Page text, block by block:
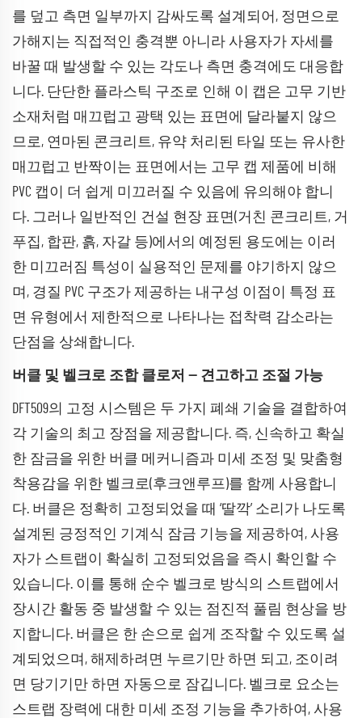
를 덮고 측면 일부까지 감싸도록 설계되어, 정면으로
가해지는 직접적인 충격뿐 아니라 사용자가 자세를
바꿀 때 발생할 수 있는 각도나 측면 충격에도 대응합
니다. 단단한 플라스틱 구조로 인해 이 캡은 고무 기반
소재처럼 매끄럽고 광택 있는 표면에 달라붙지 않으
므로, 연마된 콘크리트, 유약 처리된 타일 또는 유사한
매끄럽고 반짝이는 표면에서는 고무 캡 제품에 비해
PVC 캡이 더 쉽게 미끄러질 수 있음에 유의해야 합니
다. 그러나 일반적인 건설 현장 표면(거친 콘크리트, 거
푸집, 합판, 흙, 자갈 등)에서의 예정된 용도에는 이러
한 미끄러짐 특성이 실용적인 문제를 야기하지 않으
며, 경질 PVC 구조가 제공하는 내구성 이점이 특정 표
면 유형에서 제한적으로 나타나는 접착력 감소라는
단점을 상쇄합니다.
버클 및 벨크로 조합 클로저 — 견고하고 조절 가능
DFT509의 고정 시스템은 두 가지 폐쇄 기술을 결합하여
각 기술의 최고 장점을 제공합니다. 즉, 신속하고 확실
한 잠금을 위한 버클 메커니즘과 미세 조정 및 맞춤형
착용감을 위한 벨크로(후크앤루프)를 함께 사용합니
다. 버클은 정확히 고정되었을 때 ‘딸깍’ 소리가 나도록
설계된 긍정적인 기계식 잠금 기능을 제공하여, 사용
자가 스트랩이 확실히 고정되었음을 즉시 확인할 수
있습니다. 이를 통해 순수 벨크로 방식의 스트랩에서
장시간 활동 중 발생할 수 있는 점진적 풀림 현상을 방
지합니다. 버클은 한 손으로 쉽게 조작할 수 있도록 설
계되었으며, 해제하려면 누르기만 하면 되고, 조이려
면 당기기만 하면 자동으로 잠깁니다. 벨크로 요소는
스트랩 장력에 대한 미세 조정 기능을 추가하여, 사용